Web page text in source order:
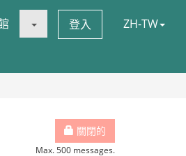
登入 ZH-TW
關閉的
Max. 500 messages.